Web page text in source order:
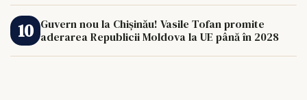
Guvern nou la Chișinău! Vasile Tofan promite
aderarea Republicii Moldova la UE până în 2028